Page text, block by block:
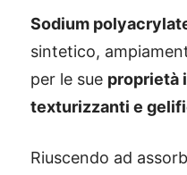
Sodium
sintetico,
per le sue proprietà
texturizzanti e
Riuscendo ad